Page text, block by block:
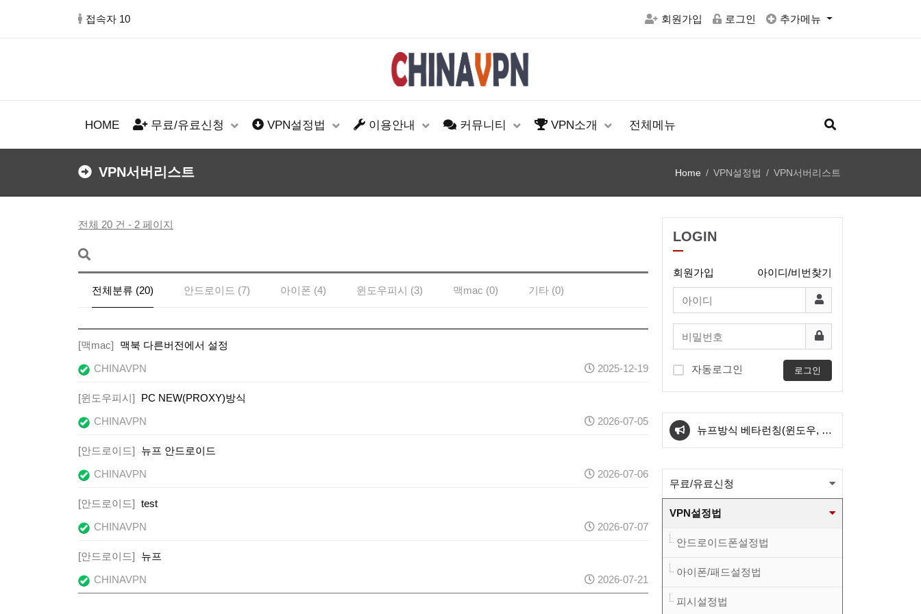
접속자 10 회원가입 로그인 추가메뉴
HOME 무료/유료신청 VPN설정법 이용안내 커뮤니티 VPN소개 전체메뉴
VPN서버리스트 Home VPN설정법 VPN서버리스트
전체 20 건 - 2 페이지
전체분류 (20) 안드로이드 (7) 아이폰 (4) 윈도우피시 (3) 맥mac (0) 기타 (0)
[맥mac]
맥북 다른버전에서 설정
CHINAVPN
2025-12-19
[윈도우피시]
PC NEW(PROXY)방식
CHINAVPN
2026-07-05
[안드로이드]
뉴프 안드로이드
CHINAVPN
2026-07-06
[안드로이드] test
CHINAVPN
2026-07-07
[안드로이드]
뉴프
CHINAVPN
2026-07-21
LOGIN
회원가입 아이디/비번찾기
자동로그인 로그인
아이폰 전용서버 신설
뉴프방식 베타런칭(윈도우, 안
공지
KT서버 삭제 예정공지
와이드 방식 sk1번/sk2번
니다.(적용법본문참고)
이 변경 되었습니다.(적용법본
문참고)
와이드 방식 sk1번/sk2번
OVPN파일이 업그레드 되었습
아이폰 전용서버 신설
무료/유료신청
VPN설정법
안드로이드폰설정법
아이폰/패드설정법
피시설정법